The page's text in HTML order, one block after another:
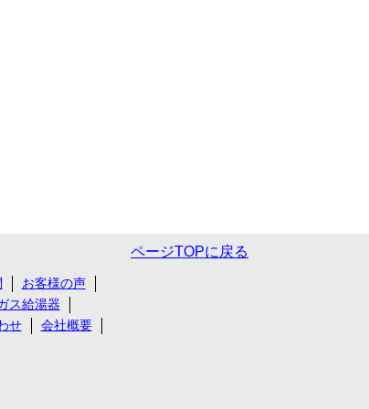
ページTOPに戻る
お客様の声
ス給湯器
せ
会社概要